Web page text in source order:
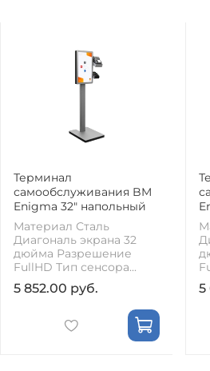
Терминал
самообслуживания BM
Enigma 32" напольный
Материал Сталь
Диагональ экрана 32
дюйма Разрешение
FullHD Тип сенсора...
5 852.00 руб. 5